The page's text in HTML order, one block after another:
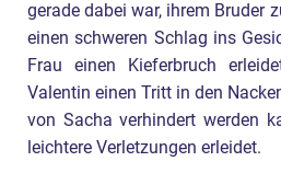
gerade dabei war, ihrem Bruder
einen schweren Schlag ins
Frau einen Kieferbruch
Valentin einen Tritt in den
von Sacha verhindert werden
leichtere Verletzungen erleidet.